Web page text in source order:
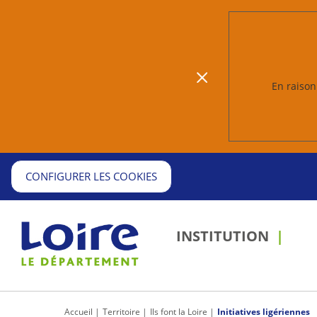
En
CONFIGURER LES COOKIES
INSTITUTION
Accueil Territoire Ils font la Loire Initiatives ligériennes